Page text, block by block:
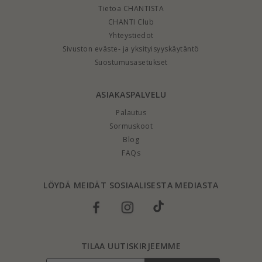
Tietoa CHANTISTA
CHANTI Club
Yhteystiedot
Sivuston eväste- ja yksityisyyskäytäntö
Suostumusasetukset
ASIAKASPALVELU
Palautus
Sormuskoot
Blog
FAQs
LÖYDÄ MEIDÄT SOSIAALISESTA MEDIASTA
TILAA UUTISKIRJEEMME